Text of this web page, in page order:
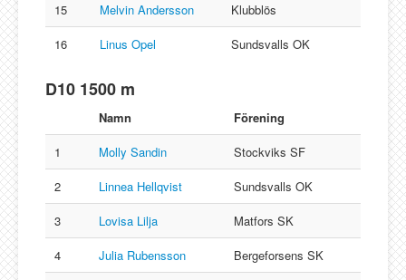
15 Melvin Andersson
Klubblös
16
Linus Opel Sundsvalls OK
D10 1500 m
Namn
Förening
1
Molly Sandin
Stockviks SF
2
Linnea Hellqvist
Sundsvalls OK
3
Lovisa Lilja
Matfors SK
4
Julia Rubensson
Bergeforsens SK